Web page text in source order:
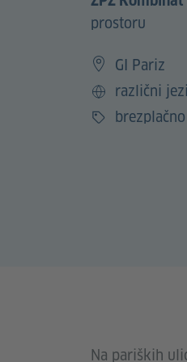
prostoru
GI Pariz
Jezik
različni
Cena
brezplačno
Na pariških